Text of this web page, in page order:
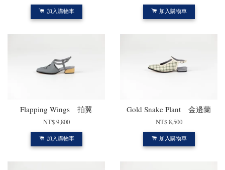
加入購物車 加入購物車
Flapping Wings 拍翼
NT$ 9,800
加入購物車
Gold Snake Plant 金邊蘭
NT$ 8,500
加入購物車